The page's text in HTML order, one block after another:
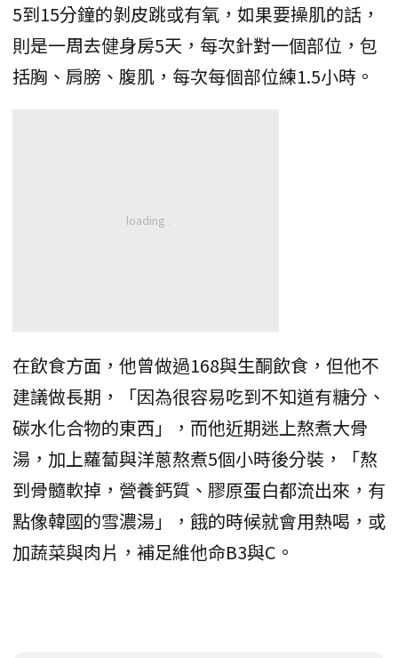
5到15分鐘的剝皮跳或有氧，如果要操肌的話，
則是一周去健身房5天，每次針對一個部位，包
括胸、肩膀、腹肌，每次每個部位練1.5小時。
在飲食方面，他曾做過168與生酮飲食，但他不
建議做長期，「因為很容易吃到不知道有糖分、
碳水化合物的東西」，而他近期迷上熬煮大骨
湯，加上蘿蔔與洋蔥熬煮5個小時後分裝，「熬
到骨髓軟掉，營養鈣質、膠原蛋白都流出來，有
點像韓國的雪濃湯」，餓的時候就會用熱喝，或
加蔬菜與肉片，補足維他命B3與C。